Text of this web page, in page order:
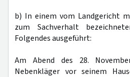
b) In einem vom Landgericht
zum Sachverhalt
Folgendes ausgeführt:
Am Abend des 28.
Nebenkläger vor seinem